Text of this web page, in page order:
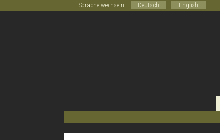
Sprache wechseln: Deutsch English